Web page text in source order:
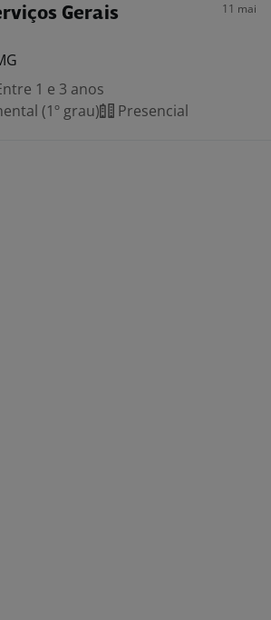
Gerais 11 mai
1 e 3 anos
(1º grau)
Presencial